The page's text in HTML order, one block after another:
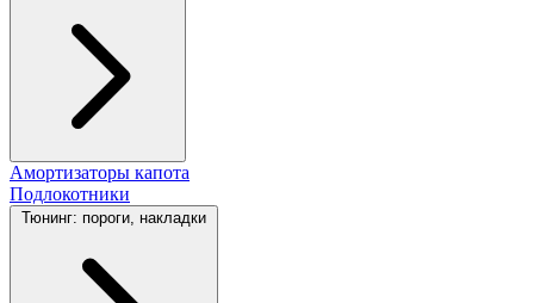
Амортизаторы капота
Подлокотники
Тюнинг: пороги, накладки